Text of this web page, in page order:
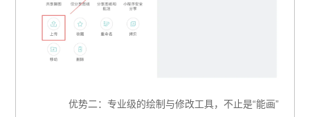
优势二：专业级的绘制与修改工具，不止是“能画”